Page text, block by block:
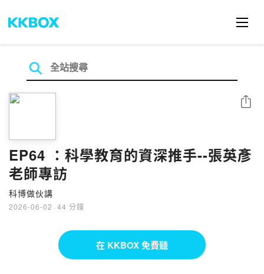
EP64 ：科學教育的資深推手--張英彥
老師專訪
科博做伙講
2026-06-02 · 44 分鐘
分享
在 KKBOX 免費聽